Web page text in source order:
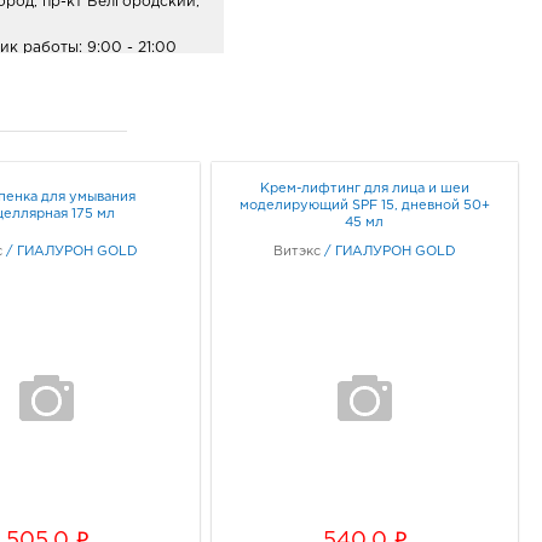
работы: 9:00 - 21:00
ул Королева, д. 9а
работы:10:00 - 21:00
работы:
для умывания
175 мл
/ ГИАЛУРОН GOLD
Крем-лифтинг для лица и шеи
моделирующий SPF 15, дневной 50+
45 мл
Витэкс / ГИАЛУРОН GOLD